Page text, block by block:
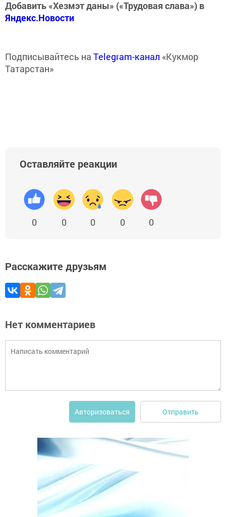
Добавить «Хезмэт даны» («Трудовая слава») в
Яндекс.Новости
Подписывайтесь на Telegram-канал «Кукмор
Татарстан»
Оставляйте реакции
0 0 0 0 0
Расскажите друзьям
Нет комментариев
Авторизоваться Отправить